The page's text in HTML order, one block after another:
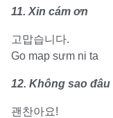
11. Xin cám ơn
고맙습니다.
Go map sưm ni ta
12. Không sao đâu
괜찬아요!